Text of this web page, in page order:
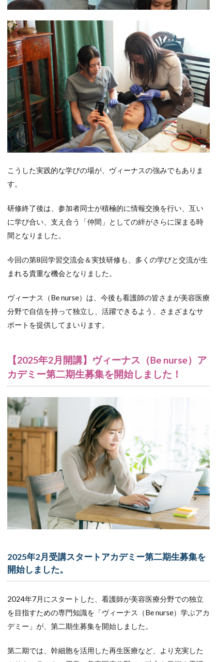
こうした実践的な学びの場が、ヴィーナスの強みでもありま
す。
研修終了後は、参加者同士が積極的に情報交換を行い、互い
に学び合い、支え合う「仲間」としての絆がさらに深まる時
間となりました。
今回の第8回学習交流会＆実技研修も、多くの学びと交流が生
まれる貴重な機会となりました。
ヴィーナス（Be nurse）は、今後も看護師の皆さまが美容医療
分野で自信を持って独立し、活躍できるよう、さまざまなサ
ポートを提供してまいります。
【2025年2月開講】ヴィーナス（Be nurse）ア
カデミー第二期生募集を開始しました！
2025年2月受講スタートアカデミー第二期生募集を
開始しました。
2024年7月にスタートした、看護師が美容医療分野での独立
を目指すための専門知識を「ヴィーナス（Be nurse）学ぶアカ
デミー」が、第二期生募集を開始しました。
第二期では、幹細胞を活用した再生医療など、より充実した